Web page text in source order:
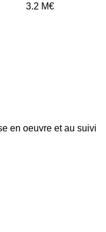
3.2 M€
en oeuvre et au suivi